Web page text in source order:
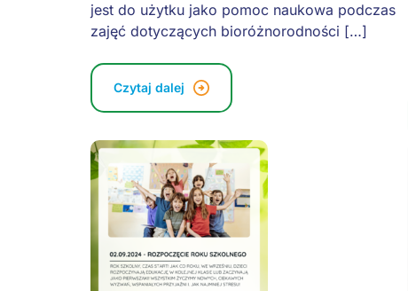
jest do użytku jako pomoc naukowa podczas
zajęć dotyczących bioróżnorodności […]
Czytaj dalej